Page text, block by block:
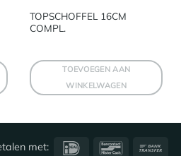
TOPSCHOFFEL 16CM
COMPL.
TOEVOEGEN AAN
WINKELWAGEN
met: IDeal Bancontact